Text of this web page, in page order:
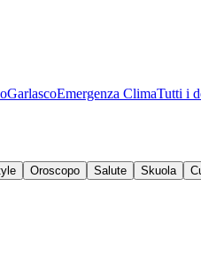
GarlascoEmergenza ClimaTutti i
Oroscopo Salute Skuola